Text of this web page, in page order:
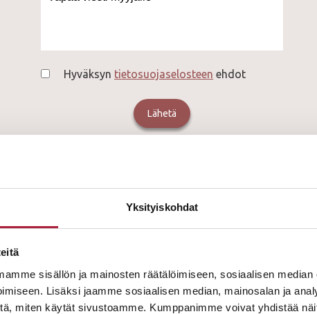
Yksityiskohdat
sisällön ja mainosten räätälöimiseen, sosiaalisen
Lisäksi jaamme sosiaalisen median, mainosalan ja
miten käytät sivustoamme. Kumppanimme voivat yhdistää
Hyväksyn tietosuojaselosteen ehdot
varattuna? Ei se mitään! Liity jonoon ja infoamme sinua,